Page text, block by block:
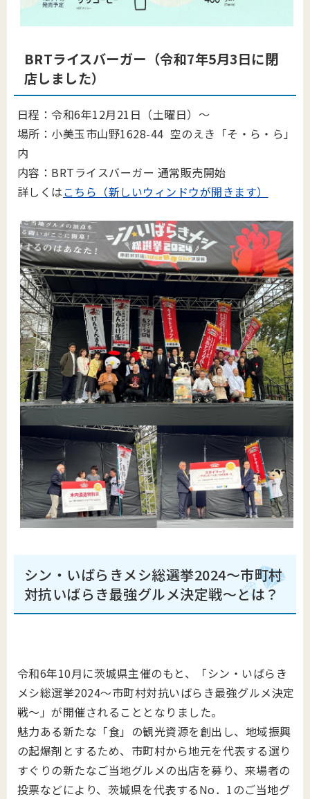
BRTライスバーガー（令和7年5月3日に閉
店しました）
日程：令和6年12月21日（土曜日）～
場所：小美玉市山野1628-44 空のえき「そ・ら・ら」
内
内容：BRTライスバーガー 通常販売開始
詳しくはこちら（新しいウィンドウが開きます）
シン・いばらきメシ総選挙2024～市町村
対抗いばらき最強グルメ決定戦～とは？
令和6年10月に茨城県主催のもと、「シン・いばらき
メシ総選挙2024～市町村対抗いばらき最強グルメ決定
戦～」が開催されることとなりました。
魅力ある新たな「食」の観光資源を創出し、地域振興
の起爆剤とするため、市町村から地元を代表する選り
すぐりの新たなご当地グルメの出店を募り、来場者の
投票などにより、茨城県を代表するNo．1のご当地グ